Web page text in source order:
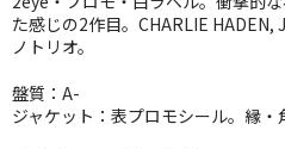
FOLK,SSW
その他
た感じの2作目。CHARLIE HADEN,
ノトリオ。
盤質：A-
ジャケット：表プロモシール。縁・